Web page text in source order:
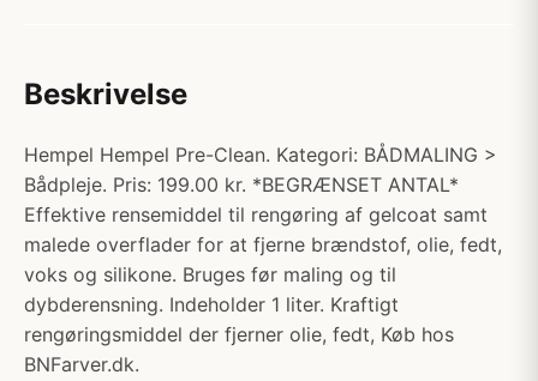
Beskrivelse
Hempel Hempel Pre-Clean. Kategori: BÅDMALING >
Bådpleje. Pris: 199.00 kr. *BEGRÆNSET ANTAL*
Effektive rensemiddel til rengøring af gelcoat samt
malede overflader for at fjerne brændstof, olie, fedt,
voks og silikone. Bruges før maling og til
dybderensning. Indeholder 1 liter. Kraftigt
rengøringsmiddel der fjerner olie, fedt, Køb hos
BNFarver.dk.